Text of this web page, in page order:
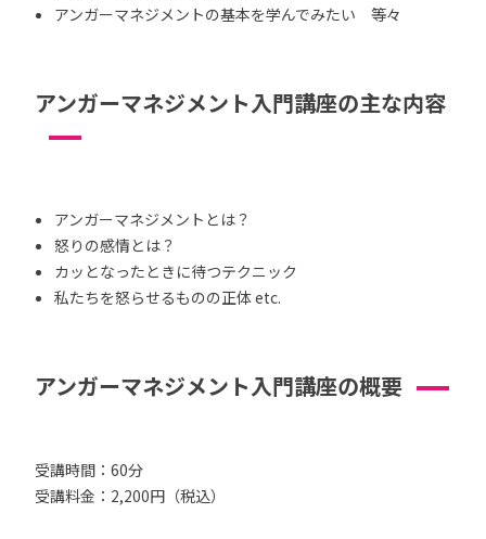
アンガーマネジメントの基本を学んでみたい 等々
アンガーマネジメント入門講座の主な内容
アンガーマネジメントとは？
怒りの感情とは？
カッとなったときに待つテクニック
私たちを怒らせるものの正体 etc.
アンガーマネジメント入門講座の概要
受講時間：60分
受講料金：2,200円（税込）